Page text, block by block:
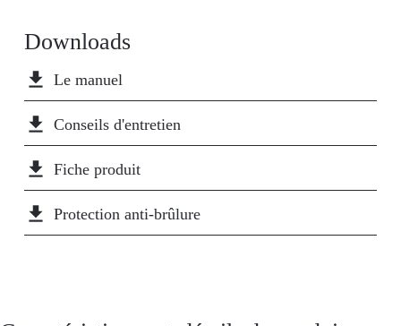
À l'intérieur, une cartouche céramique durable et
fonction Cold-Start permet d'utiliser l'énergie de
seule l'eau froide s'écoule - automatiquement et sans
Wasserwerk WK 13 Curve, issu de la technique
exceptionnelle à une élégance intemporelle. Il est
Downloads
file_download Le manuel
file_download Conseils d'entretien
file_download Fiche produit
file_download Protection anti-brûlure